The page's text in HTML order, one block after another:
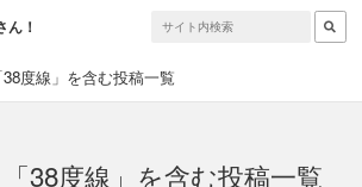
ん！
度線」を含む投稿一覧
38度線」を含む投稿一覧